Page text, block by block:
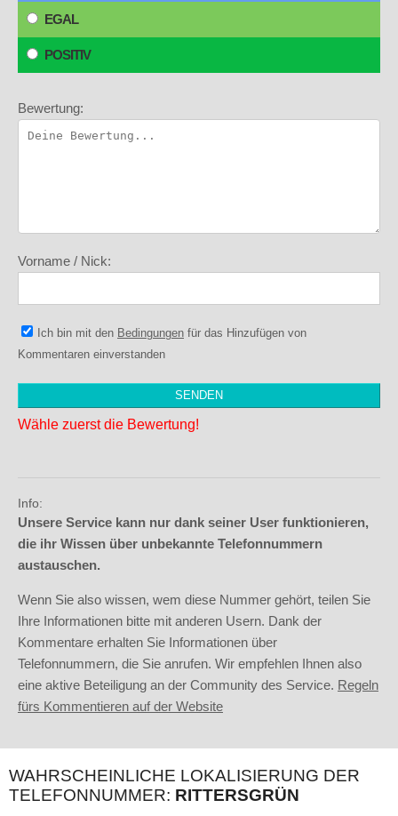
EGAL
POSITIV
Bewertung:
Vorname / Nick:
Ich bin mit den Bedingungen für das Hinzufügen von
Kommentaren einverstanden
Wähle zuerst die Bewertung!
Info:
Unsere Service kann nur dank seiner User funktionieren,
die ihr Wissen über unbekannte Telefonnummern
austauschen.
Wenn Sie also wissen, wem diese Nummer gehört, teilen Sie
Ihre Informationen bitte mit anderen Usern. Dank der
Kommentare erhalten Sie Informationen über
Telefonnummern, die Sie anrufen. Wir empfehlen Ihnen also
eine aktive Beteiligung an der Community des Service. Regeln
fürs Kommentieren auf der Website
WAHRSCHEINLICHE LOKALISIERUNG DER
TELEFONNUMMER: RITTERSGRÜN